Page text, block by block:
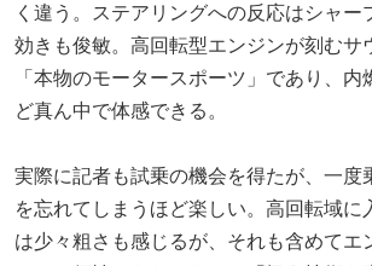
く違う。ステアリングへの反応はシャー
効きも俊敏。高回転型エンジンが刻むサ
「本物のモータースポーツ」であり、内
ど真ん中で体感できる。
実際に記者も試乗の機会を得たが、一度
を忘れてしまうほど楽しい。高回転域に
は少々粗さも感じるが、それも含めてエ